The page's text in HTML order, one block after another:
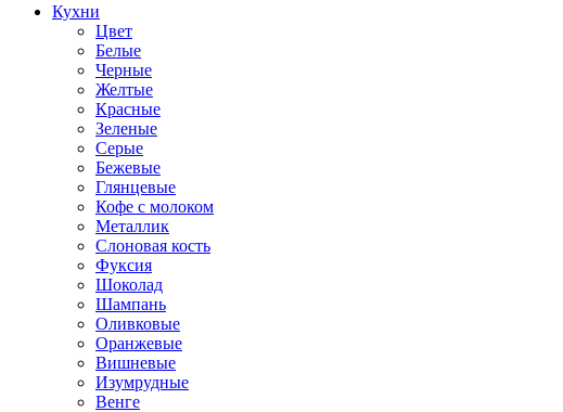
Кухни
Цвет
Белые
Черные
Желтые
Красные
Зеленые
Серые
Бежевые
Глянцевые
Кофе с молоком
Металлик
Слоновая кость
Фуксия
Шоколад
Шампань
Оливковые
Оранжевые
Вишневые
Изумрудные
Венге